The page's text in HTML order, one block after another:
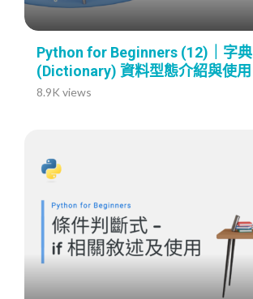
Python for Beginners (12)｜字典
(Dictionary) 資料型態介紹與使用
8.9K views